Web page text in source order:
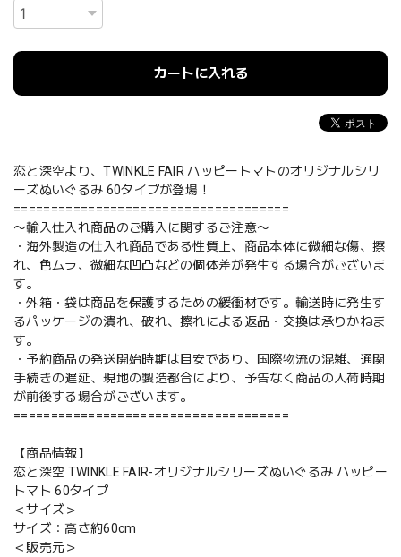
カートに入れる
恋と深空より、TWINKLE FAIR ハッピートマトのオリジナルシリ
ーズぬいぐるみ 60タイプが登場！
=====================================
〜輸入仕入れ商品のご購入に関するご注意〜
・海外製造の仕入れ商品である性質上、商品本体に微細な傷、擦
れ、色ムラ、微細な凹凸などの個体差が発生する場合がございま
す。
・外箱・袋は商品を保護するための緩衝材です。輸送時に発生す
るパッケージの潰れ、破れ、擦れによる返品・交換は承りかねま
す。
・予約商品の発送開始時期は目安であり、国際物流の混雑、通関
手続きの遅延、現地の製造都合により、予告なく商品の入荷時期
が前後する場合がございます。
=====================================
【商品情報】
恋と深空 TWINKLE FAIR-オリジナルシリーズぬいぐるみ ハッピー
トマト 60タイプ
＜サイズ＞
サイズ：高さ約60cm
＜販売元＞